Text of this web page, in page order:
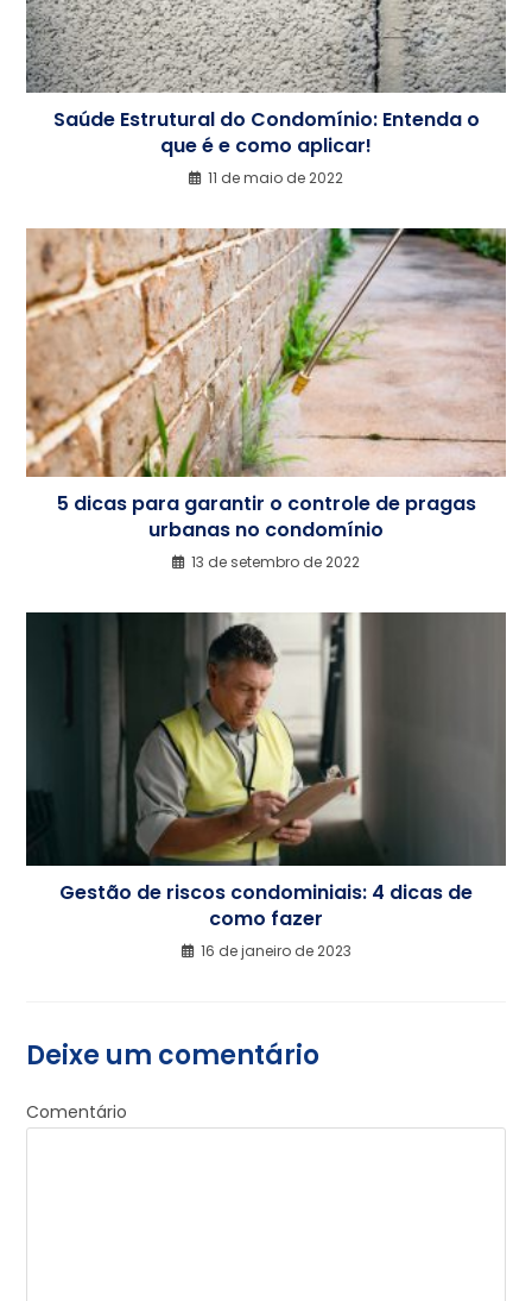
Saúde Estrutural do Condomínio: Entenda o
que é e como aplicar!
11 de maio de 2022
5 dicas para garantir o controle de pragas
urbanas no condomínio
13 de setembro de 2022
Gestão de riscos condominiais: 4 dicas de
como fazer
16 de janeiro de 2023
Deixe um comentário
Comentário